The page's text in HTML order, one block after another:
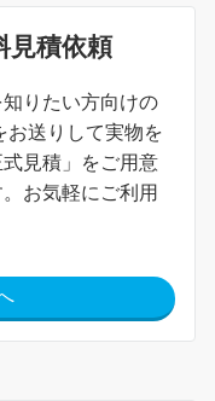
見積依頼
りたい方向けの
お送りして実物を
見積」をご用意
お気軽にご利用